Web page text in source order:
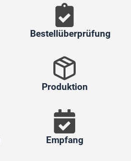
Bestellüberprüfung
Produktion
Empfang